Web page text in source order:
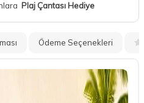
Plaj Çantası Hediye
Ödeme Seçenekleri